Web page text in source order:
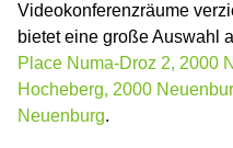
Videokonferenzräume
bietet eine große Auswahl
Place Numa-Droz 2, 2000
Hocheberg, 2000
Neuenburg.